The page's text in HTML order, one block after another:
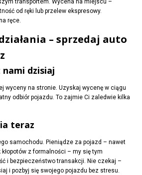
transportem. Wycena na miejscu –
od ręki lub przelew ekspresowy.
ręce.
– sprzedaj auto
dzisiaj
wyceny na stronie. Uzyskaj wycenę w ciągu
odbiór pojazdu. To zajmie Ci zaledwie kilka
teraz
samochodu. Pieniądze za pojazd – nawet
z formalności – my się tym
i bezpieczeństwo transakcji. Nie czekaj –
i pozbyj się swojego pojazdu bez stresu.